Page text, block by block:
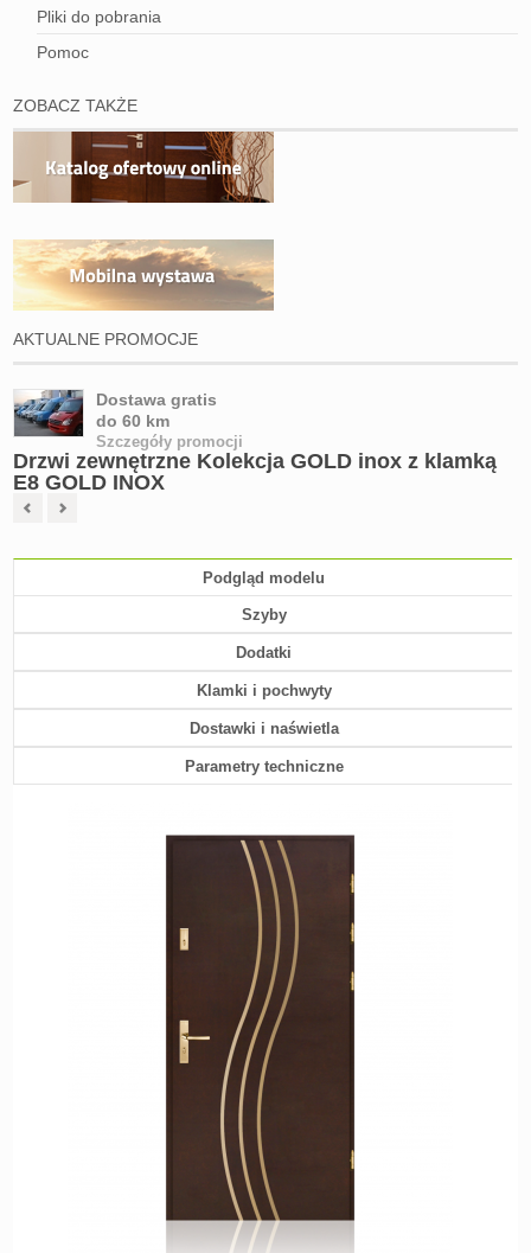
Pliki do pobrania
Pomoc
ZOBACZ TAKŻE
AKTUALNE PROMOCJE
Dostawa gratis
do 60 km
Szczegóły promocji
Drzwi zewnętrzne Kolekcja GOLD inox z klamką
E8 GOLD INOX
Podgląd modelu
Szyby
Dodatki
Klamki i pochwyty
Dostawki i naświetla
Parametry techniczne